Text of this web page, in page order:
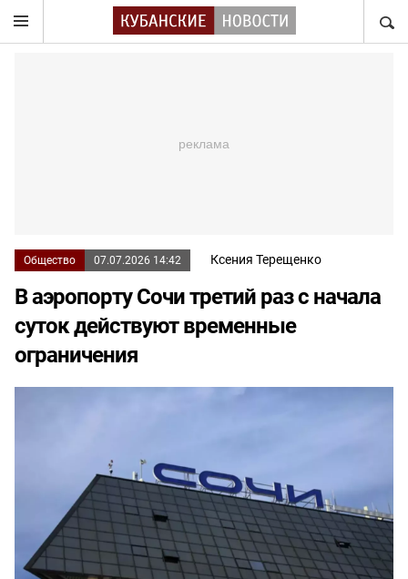
Общество 07.07.2026 14:42 Ксения Терещенко
В аэропорту Сочи третий раз с начала
суток действуют временные
ограничения